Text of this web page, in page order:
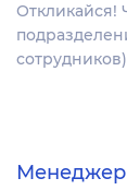
Откликайся!
Менеджер